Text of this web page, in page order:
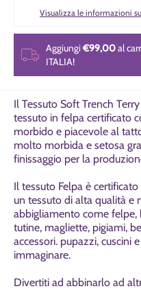
Visualizza le informazioni
Aggiungi €99,00al
ITALIA!
Il Tessuto Soft Trench
tessuto in felpa certificato
morbido e piacevole al
molto morbida e setosa
finissaggio per la
Il tessuto Felpa è
un tessuto di alta qualità e
abbigliamento come felpe,
tutine, magliette, pigiami,
accessori. pupazzi, cuscini
immaginare.
Divertiti ad abbinarlo ad